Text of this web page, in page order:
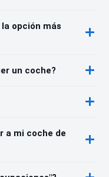
la opción más
un coche?
a mi coche de